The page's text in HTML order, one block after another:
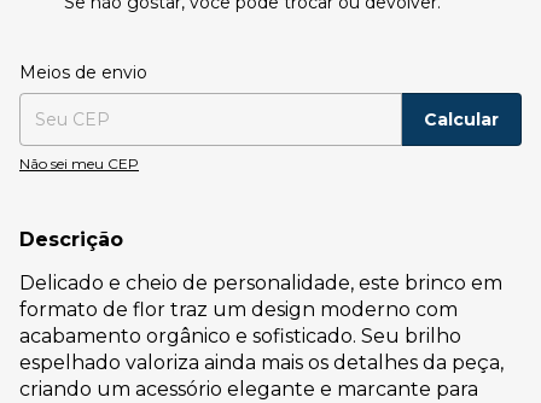
Entregas para o CEP:
Meios de envio
Calcular
Não sei meu CEP
Descrição
Delicado e cheio de personalidade, este brinco em
formato de flor traz um design moderno com
acabamento orgânico e sofisticado. Seu brilho
espelhado valoriza ainda mais os detalhes da peça,
criando um acessório elegante e marcante para